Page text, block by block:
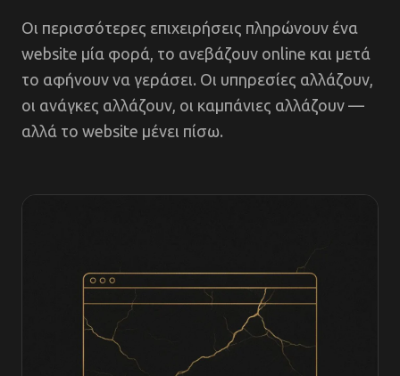
Οι περισσότερες επιχειρήσεις πληρώνουν ένα
website μία φορά, το ανεβάζουν online και μετά
το αφήνουν να γεράσει. Οι υπηρεσίες αλλάζουν,
οι ανάγκες αλλάζουν, οι καμπάνιες αλλάζουν —
αλλά το website μένει πίσω.